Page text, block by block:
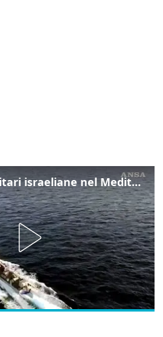
Esercitazioni militari israeliane nel Mediterraneo e nel Mar Rosso